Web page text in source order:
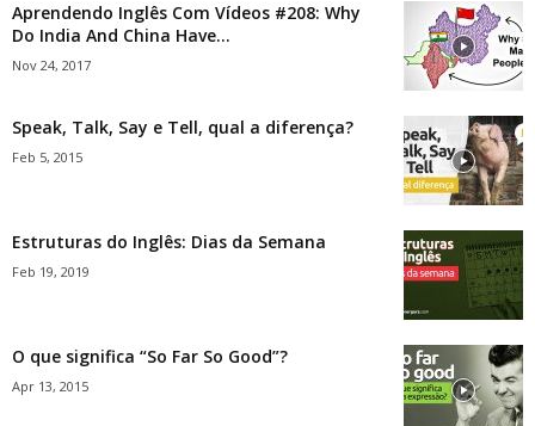
Aprendendo Inglês Com Vídeos #208: Why
Do India And China Have...
Nov 24, 2017
Speak, Talk, Say e Tell, qual a diferença?
Feb 5, 2015
Estruturas do Inglês: Dias da Semana
Feb 19, 2019
O que significa “So Far So Good”?
Apr 13, 2015